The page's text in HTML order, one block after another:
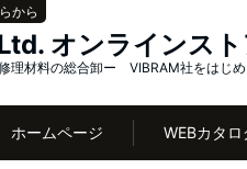
オンラインス
理材料の総合卸ー VIBRAM社をはじめ
から
ホームページ WEBカタロ